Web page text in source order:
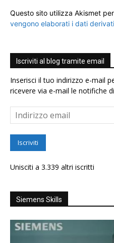
Questo sito utilizza Akismet
vengono elaborati i dati
Iscriviti al blog tramite email
Inserisci il tuo indirizzo e-mail
ricevere via e-mail le notifiche
Indirizzo
email
Iscriviti
Unisciti a 3.339 altri iscritti
Siemens Skills